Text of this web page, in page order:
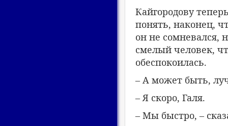
Кайгородову
понять, наконец,
он не сомневался,
смелый человек,
обеспокоилась.
– А может быть,
– Я скоро, Галя.
– Мы быстро, –